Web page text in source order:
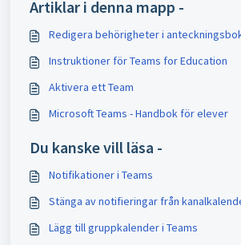
Artiklar i denna mapp -
Redigera behörigheter i
Instruktioner för Teams for Education
Aktivera ett Team
Microsoft Teams - Handbok för elever
Du kanske vill läsa -
Notifikationer i Teams
Stänga av notifieringar från
Lägg till gruppkalender i Teams